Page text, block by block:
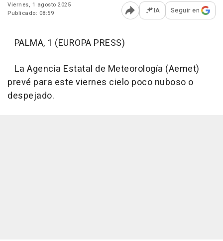
Viernes, 1 agosto 2025
Publicado: 08:59
Abrir opciones para
IA Seguir en
PALMA, 1 (EUROPA PRESS)
La Agencia Estatal de Meteorología (Aemet)
prevé para este viernes cielo poco nuboso o
despejado.